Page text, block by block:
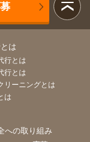
は
行とは
行とは
リーニングとは
は
への取り組み